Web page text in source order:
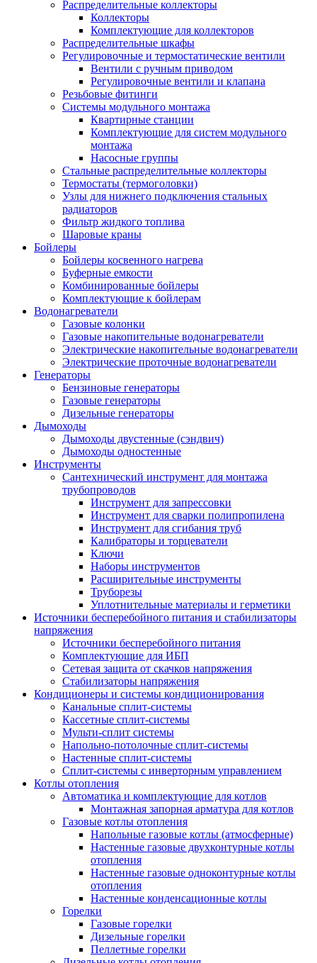
Распределительные коллекторы
Коллекторы
Комплектующие для коллекторов
Распределительные шкафы
Регулировочные и термостатические вентили
Вентили с ручным приводом
Регулировочные вентили и клапана
Резьбовые фитинги
Системы модульного монтажа
Квартирные станции
Комплектующие для систем модульного
монтажа
Насосные группы
Стальные распределительные коллекторы
Термостаты (термоголовки)
Узлы для нижнего подключения стальных
радиаторов
Фильтр жидкого топлива
Шаровые краны
Бойлеры
Бойлеры косвенного нагрева
Буферные емкости
Комбинированные бойлеры
Комплектующие к бойлерам
Водонагреватели
Газовые колонки
Газовые накопительные водонагреватели
Электрические накопительные водонагреватели
Электрические проточные водонагреватели
Генераторы
Бензиновые генераторы
Газовые генераторы
Дизельные генераторы
Дымоходы
Дымоходы двустенные (сэндвич)
Дымоходы одностенные
Инструменты
Сантехнический инструмент для монтажа
трубопроводов
Инструмент для запрессовки
Инструмент для сварки полипропилена
Инструмент для сгибания труб
Калибраторы и торцеватели
Ключи
Наборы инструментов
Расширительные инструменты
Труборезы
Уплотнительные материалы и герметики
Источники бесперебойного питания и стабилизаторы
напряжения
Источники бесперебойного питания
Комплектующие для ИБП
Сетевая защита от скачков напряжения
Стабилизаторы напряжения
Кондиционеры и системы кондиционирования
Канальные сплит-системы
Кассетные сплит-системы
Мульти-сплит системы
Напольно-потолочные сплит-системы
Настенные сплит-системы
Сплит-системы с инверторным управлением
Котлы отопления
Автоматика и комплектующие для котлов
Монтажная запорная арматура для котлов
Газовые котлы отопления
Напольные газовые котлы (атмосферные)
Настенные газовые двухконтурные котлы
отопления
Настенные газовые одноконтурные котлы
отопления
Настенные конденсационные котлы
Горелки
Газовые горелки
Дизельные горелки
Пеллетные горелки